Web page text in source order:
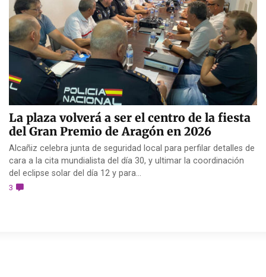
La plaza volverá a ser el centro de la fiesta
del Gran Premio de Aragón en 2026
Alcañiz celebra junta de seguridad local para perfilar detalles de
cara a la cita mundialista del día 30, y ultimar la coordinación
del eclipse solar del día 12 y para...
3